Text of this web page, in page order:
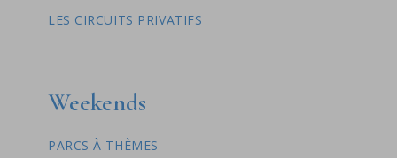
LES CIRCUITS PRIVATIFS
Weekends
PARCS À THÈMES